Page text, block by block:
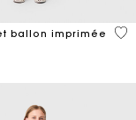
Rating
ballon imprimée
4,8